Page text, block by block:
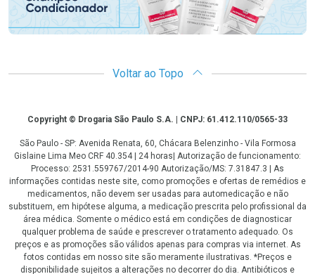
Voltar ao Topo
CopyrightCopyright © Drogaria São Paulo S.A. | CNPJ: 61.412.110/0565-33
São Paulo - SP: Avenida Renata, 60, Chácara Belenzinho - Vila Formosa
Gislaine Lima Meo CRF 40.354 | 24 horas| Autorização de funcionamento:
Processo: 2531.559767/2014-90 Autorização/MS: 7.31847.3 | As
informações contidas neste site, como promoções e ofertas de remédios e
medicamentos, não devem ser usadas para automedicação e não
substituem, em hipótese alguma, a medicação prescrita pelo profissional da
área médica. Somente o médico está em condições de diagnosticar
qualquer problema de saúde e prescrever o tratamento adequado. Os
preços e as promoções são válidos apenas para compras via internet. As
fotos contidas em nosso site são meramente ilustrativas. *Preços e
disponibilidade sujeitos a alterações no decorrer do dia. Antibióticos e